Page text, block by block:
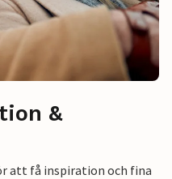
&
att få inspiration och fina